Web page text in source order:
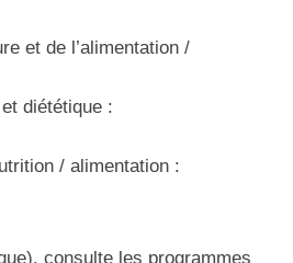
et de l’alimentation /
diététique :
/ alimentation :
consulte les programmes